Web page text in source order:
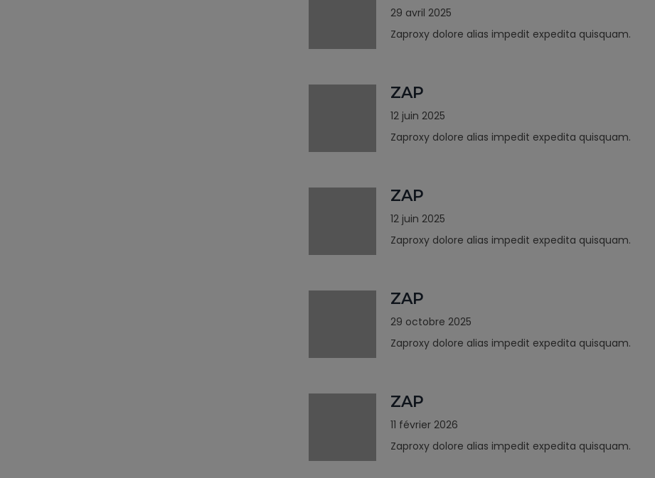
29 avril 2025
Zaproxy dolore alias impedit expedita quisquam.
ZAP
12 juin 2025
Zaproxy dolore alias impedit expedita quisquam.
ZAP
12 juin 2025
Zaproxy dolore alias impedit expedita quisquam.
ZAP
29 octobre 2025
Zaproxy dolore alias impedit expedita quisquam.
ZAP
11 février 2026
Zaproxy dolore alias impedit expedita quisquam.